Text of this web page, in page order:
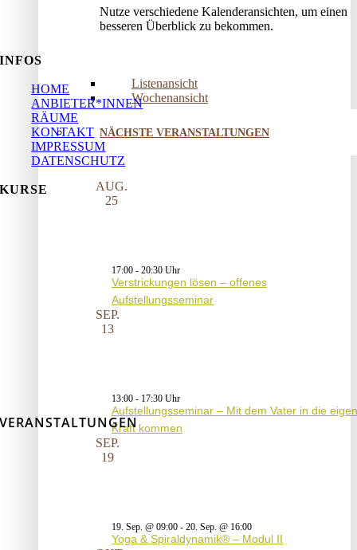
Nutze verschiedene Kalenderansichten, um einen
besseren Überblick zu bekommen.
Listenansicht
Wochenansicht
NÄCHSTE VERANSTALTUNGEN
AUG.
25
17:00 - 20:30
Verstrickungen lösen – offenes
Aufstellungsseminar
SEP.
13
13:00 - 17:30
Aufstellungsseminar – Mit dem Vater in die
Kraft kommen
SEP.
19
19. Sep. @ 09:00 - 20. Sep. @ 16:00
Yoga & Spiraldynamik® – Modul II
INFOS
HOME
ANBIETER*INNEN
RÄUME
KONTAKT
IMPRESSUM
DATENSCHUTZ
KURSE
VERANSTALTUNGEN